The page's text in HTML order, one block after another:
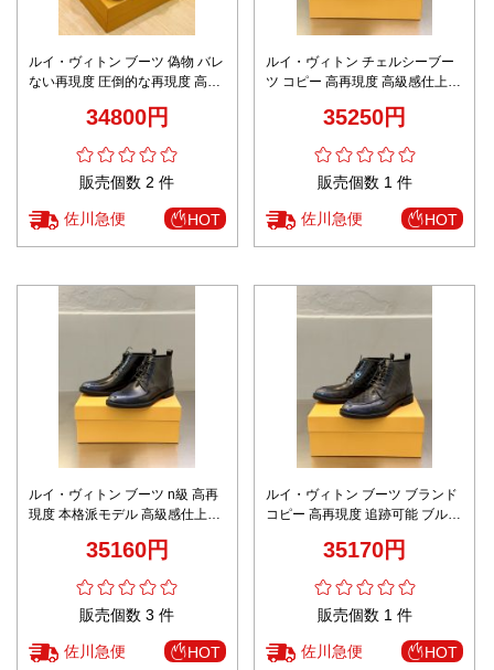
ルイ・ヴィトン ブーツ 偽物 バレ
ない再現度 圧倒的な再現度 高品
寧な縫製 上質感漂う仕上げ
34800円
販売個数 2 件
佐川急便 HOT
ルイ・ヴィトン チェルシーブー
ツ コピー 高再現度 高級感仕上げ
デル 丁寧な縫製 安心通販
35250円
販売個数 1 件
佐川急便 HOT
ルイ・ヴィトン ブーツ n級 高再
現度 本格派モデル 高級感仕上げ
製 上品デザイン 安心通販
35160円
販売個数 3 件
佐川急便 HOT
ルイ・ヴィトン ブーツ ブランド
コピー 高再現度 追跡可能 ブルー
デル 上質感漂う仕上げ 安心通販
35170円
販売個数 1 件
佐川急便 HOT